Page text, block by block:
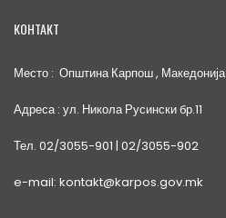
КОНТАКТ
Место : Општина Карпош , Македонија
Адреса : ул. Никола Русински бр.11
Тел. 02/3055-901 | 02/3055-902
e-mail: kontakt@karpos.gov.mk